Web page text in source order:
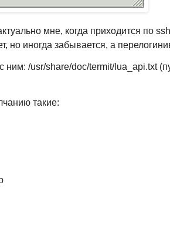
мне, когда приходится по
но иногда забывается, а
ним: /usr/share/doc/termit/lua_api.txt
такие: